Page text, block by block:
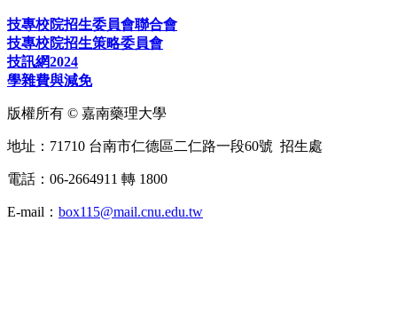
技專校院招生委員會聯合會
技專校院招生策略委員會
技訊網2024
學雜費與減免
版權所有 © 嘉南藥理大學
地址：71710 台南市仁德區二仁路一段60號 招生處
電話：06-2664911 轉 1800
E-mail： box115@mail.cnu.edu.tw